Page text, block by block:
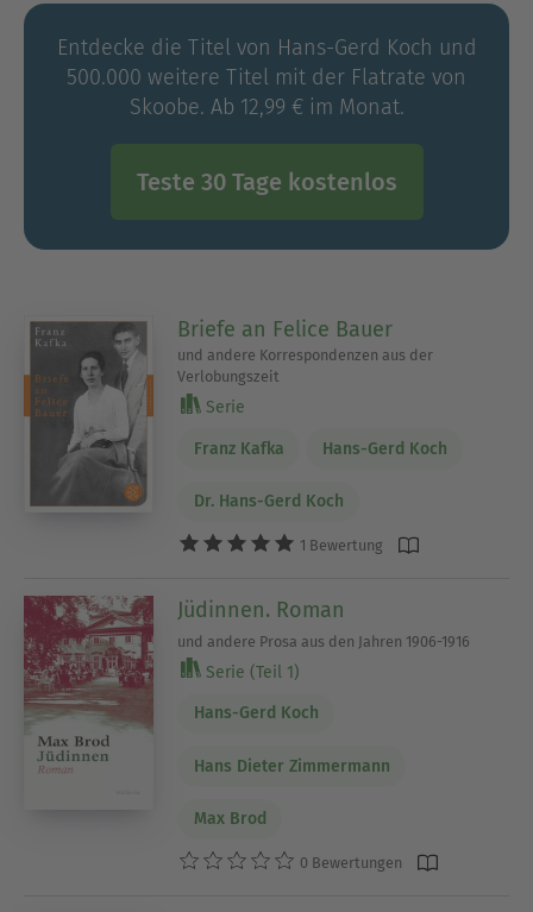
Entdecke die Titel von Hans-Gerd Koch und
500.000 weitere Titel mit der Flatrate von
Skoobe. Ab 12,99 € im Monat.
Teste 30 Tage kostenlos
Briefe an Felice Bauer
und andere Korrespondenzen aus der
Verlobungszeit
Serie
Franz Kafka Hans-Gerd Koch
Dr. Hans-Gerd Koch
1 Bewertung
Jüdinnen. Roman
und andere Prosa aus den Jahren 1906-1916
Serie (Teil 1)
Hans-Gerd Koch
Hans Dieter Zimmermann
Max Brod
0 Bewertungen